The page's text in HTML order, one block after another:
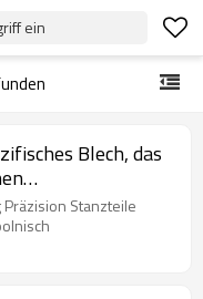
ein
Blech, das
zu niedrigem
in China
Stanzteile